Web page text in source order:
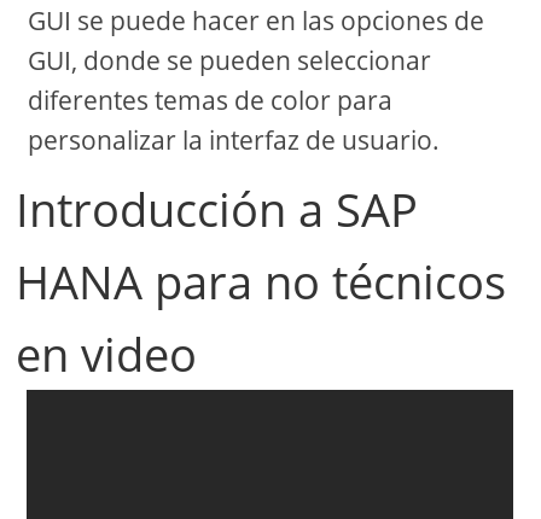
GUI se puede hacer en las opciones de
GUI, donde se pueden seleccionar
diferentes temas de color para
personalizar la interfaz de usuario.
Introducción a SAP
HANA para no técnicos
en video